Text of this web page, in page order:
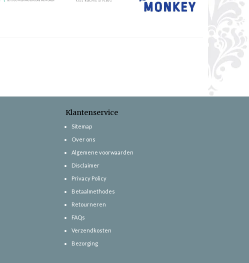
Klantenservice
Sitemap
Over ons
Algemene voorwaarden
Disclaimer
Privacy Policy
Betaalmethodes
Retourneren
FAQs
Verzendkosten
Bezorging